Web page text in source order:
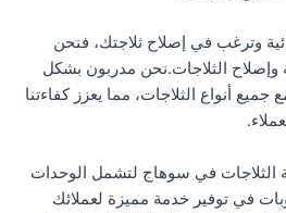
وترغب في إصلاح ثلاجتك، فنحن
وإصلاح الثلاجات.نحن مدربون بشكل
أنواع الثلاجات، مما يعزز كفاءتنا
الثلاجات في سوهاج لتشمل الوحدات
في توفير خدمة مميزة لعملائك